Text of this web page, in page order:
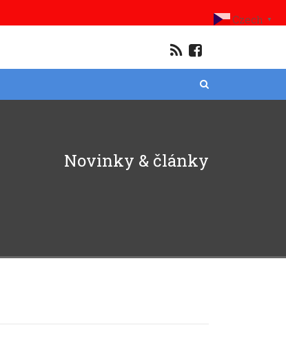
Novinky & články
Czech ▼